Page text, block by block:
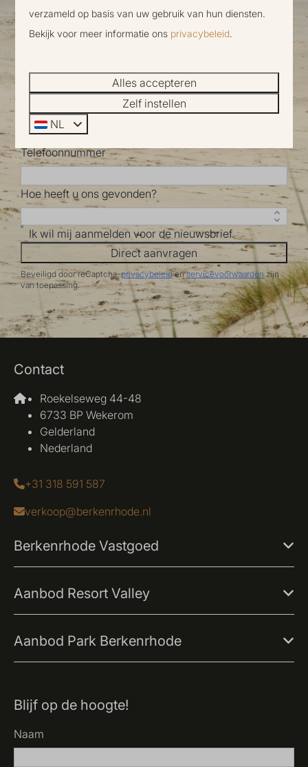
Voornaam
Achternaam
E-mailadres
Telefoonnummer
Hoe heeft u ons gevonden?
Ik wil mij aanmelden voor de nieuwsbrief.
Direct aanvragen
Beveiligd door reCaptcha,privacybeleidenservicevoorwaardenzijn
van toepassing.
Contact
Roekelseweg 44-48
6733 BP Wekerom
Gelderland
Nederland
+31 318 591 587
verkoop@berkenrhode.nl
Berkenrhode Vastgoed
Aanbod Resort Valley
Aanbod Park Berkenrhode
Blijf op de hoogte!
Naam
verzameld op basis van uw gebruik van hun diensten.
Bekijk voor meer informatie ons privacybeleid.
Alles accepteren
Zelf instellen
NL